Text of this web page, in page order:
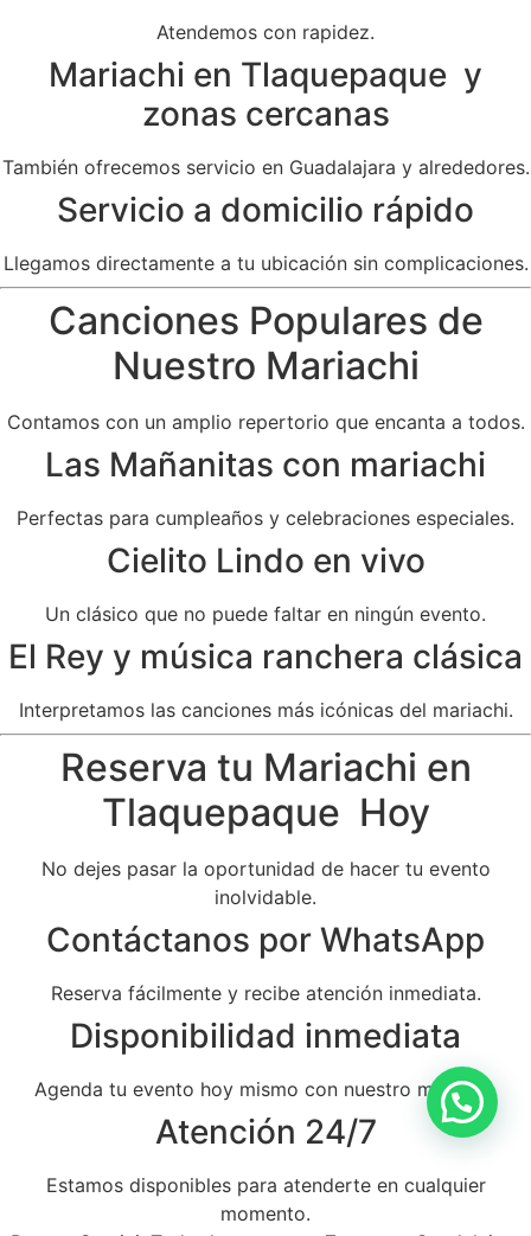
Atendemos con rapidez.
Mariachi en Tlaquepaque y
zonas cercanas
También ofrecemos servicio en Guadalajara y alrededores.
Servicio a domicilio rápido
Llegamos directamente a tu ubicación sin complicaciones.
Canciones Populares de
Nuestro Mariachi
Contamos con un amplio repertorio que encanta a todos.
Las Mañanitas con mariachi
Perfectas para cumpleaños y celebraciones especiales.
Cielito Lindo en vivo
Un clásico que no puede faltar en ningún evento.
El Rey y música ranchera clásica
Interpretamos las canciones más icónicas del mariachi.
Reserva tu Mariachi en
Tlaquepaque Hoy
No dejes pasar la oportunidad de hacer tu evento
inolvidable.
Contáctanos por WhatsApp
Reserva fácilmente y recibe atención inmediata.
Disponibilidad inmediata
Agenda tu evento hoy mismo con nuestro mariachi.
Atención 24/7
Estamos disponibles para atenderte en cualquier
momento.